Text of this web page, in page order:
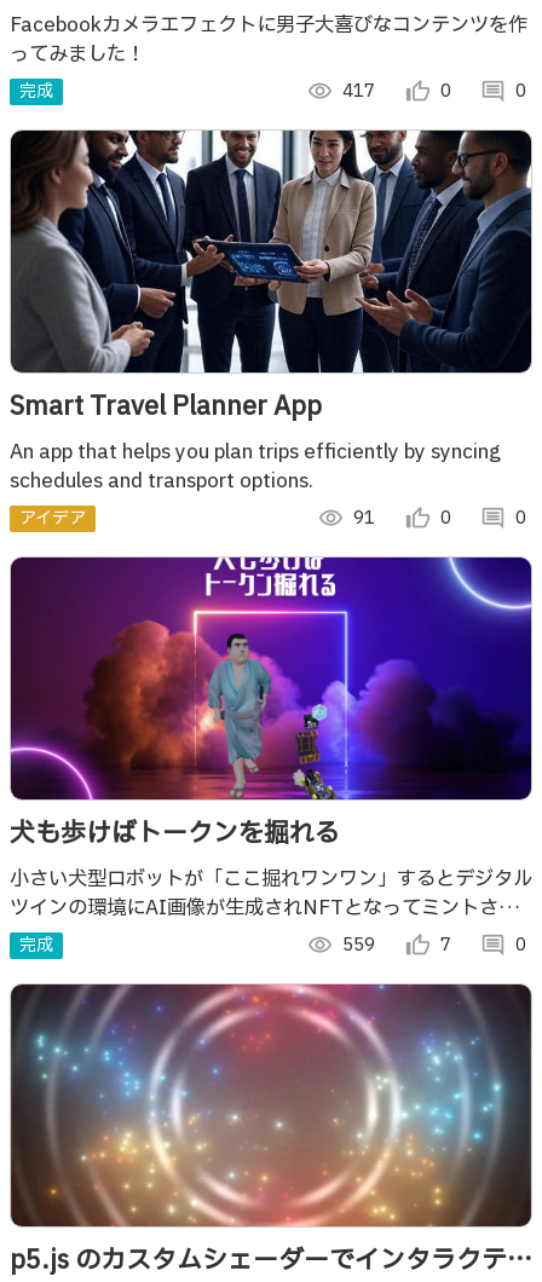
Facebookカメラエフェクトに男子大喜びなコンテンツを作
ってみました！
完成 visibility 417 thumb_up_alt 0 comment 0
Smart Travel Planner App
An app that helps you plan trips efficiently by syncing
schedules and transport options.
アイデア visibility 91 thumb_up_alt 0 comment 0
犬も歩けばトークンを掘れる
小さい犬型ロボットが「ここ掘れワンワン」するとデジタル
ツインの環境にAI画像が生成されNFTとなってミントされ
るというメディアアート作品
完成 visibility 559 thumb_up_alt 7 comment 0
p5.js のカスタムシェーダーでインタラクティ